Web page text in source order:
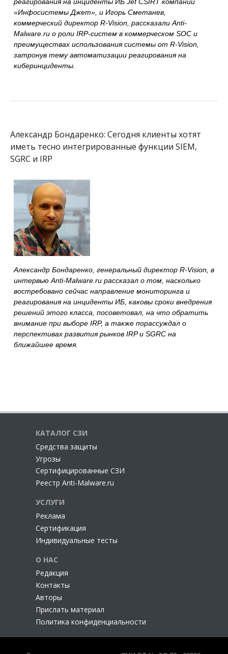
«Инфосистемы Джет», и Игорь Сметанев,
коммерческий директор R-Vision, рассказали Anti-
Malware.ru о роли IRP-систем в коммерческом SOC и
преимуществах использования системы от R-Vision,
затронув тему автоматизации реагирования на
киберинциденты.
Александр Бондаренко: Сегодня клиенты хотят
иметь тесно интегрированные функции SIEM,
SGRC и IRP
Александр Бондаренко, генеральный директор R-Vision, в
интервью Anti-Malware.ru рассказал о том, насколько
востребовано сейчас направление мониторинга и
реагирования на инциденты ИБ, каковы сроки внедрения
решений этого класса, посоветовал, на что обратить
внимание при выборе IRP, а также порассуждал о
перспективах развития рынков IRP и SGRC на
ближайшее время.
КАТАЛОГ СЗИ
Cредства защиты
Угрозы
Сертифицированные СЗИ
Реестр Anti-Malware.ru
УСЛУГИ
Реклама
Сертификация
Индивидуальные тесты
О НАС
Редакция
Контакты
Авторы
Прислать материал
Политика конфиденциальности